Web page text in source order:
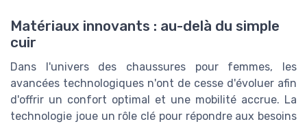
Matériaux innovants : au-delà du simple
cuir
Dans l'univers des chaussures pour femmes, les
avancées technologiques n'ont de cesse d'évoluer afin
d'offrir un confort optimal et une mobilité accrue. La
technologie joue un rôle clé pour répondre aux besoins